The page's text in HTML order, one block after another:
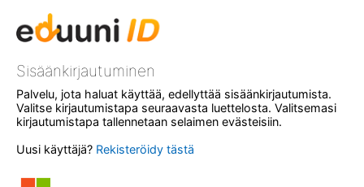
Sisäänkirjautuminen
Palvelu, jota haluat käyttää, edellyttää sisäänkirjautumista.
Valitse kirjautumistapa seuraavasta luettelosta. Valitsemasi
kirjautumistapa tallennetaan selaimen evästeisiin.
Uusi käyttäjä? Rekisteröidy tästä